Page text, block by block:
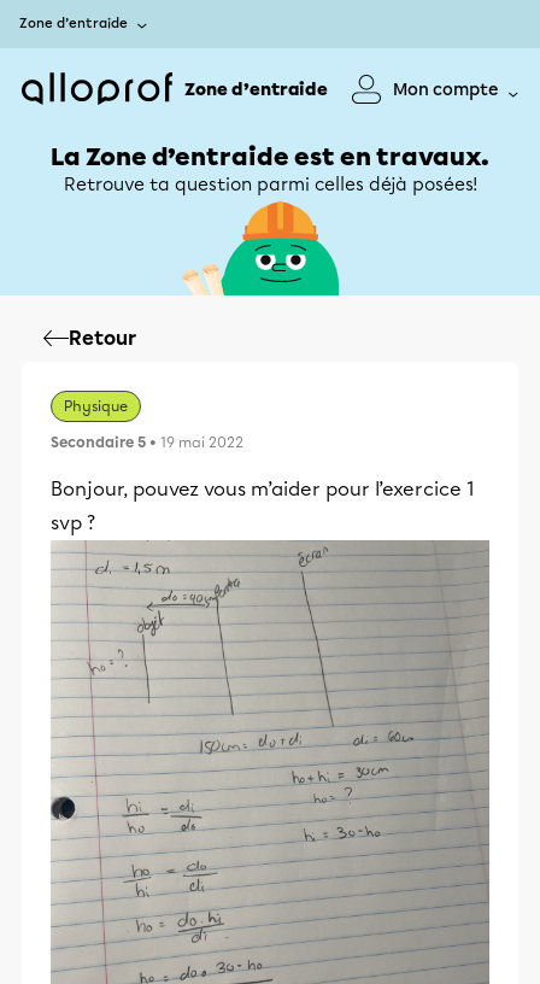
Zone d’entraide
Zone d’entraide Mon compte
La Zone d’entraide est en travaux.
Retrouve ta question parmi celles déjà posées!
Retour
Physique
Secondaire 5 • 19 mai 2022
Bonjour, pouvez vous m’aider pour l’exercice 1
svp ?